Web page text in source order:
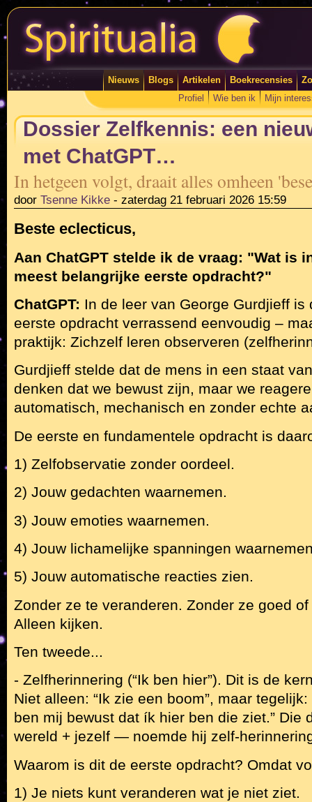
Nieuws Blogs Artikelen Boekrecensies
Profiel
Wie ben ik Mijn
Dossier Zelfkennis: een
met ChatGPT…
In hetgeen volgt, draait alles omheen
door Tsenne Kikke - zaterdag 21 februari 2026 15:59
Beste eclecticus,
Aan ChatGPT stelde ik de vraag: "Wat is
meest belangrijke eerste opdracht?"
ChatGPT: In de leer van George Gurdjieff is
eerste opdracht verrassend eenvoudig –
praktijk: Zichzelf leren observeren
Gurdjieff stelde dat de mens in een staat
denken dat we bewust zijn, maar we
automatisch, mechanisch en zonder echte
De eerste en fundamentele opdracht is
1) Zelfobservatie zonder oordeel.
2) Jouw gedachten waarnemen.
3) Jouw emoties waarnemen.
4) Jouw lichamelijke spanningen
5) Jouw automatische reacties zien.
Zonder ze te veranderen. Zonder ze goed
Alleen kijken.
Ten tweede...
- Zelfherinnering (“Ik ben hier”). Dit is de
Niet alleen: “Ik zie een boom”, maar
ben mij bewust dat ík hier ben die ziet.” Die
wereld + jezelf — noemde hij zelf-
Waarom is dit de eerste opdracht? Omdat
1) Je niets kunt veranderen wat je niet ziet.